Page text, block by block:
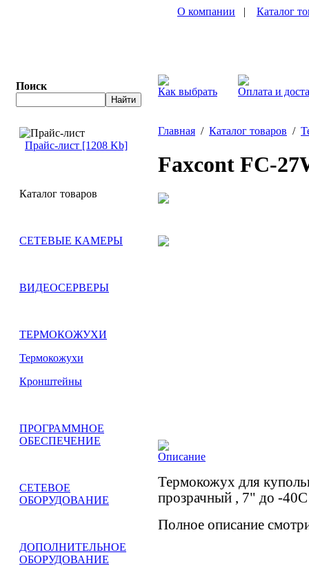
Поиск
О компании | Каталог
Как выбрать Оплата и
Прайс-лист [1208 Kb]
Каталог товаров
СЕТЕВЫЕ КАМЕРЫ
ВИДЕОСЕРВЕРЫ
ТЕРМОКОЖУХИ
Термокожухи
Кронштейны
ПРОГРАММНОЕ
ОБЕСПЕЧЕНИЕ
СЕТЕВОЕ
ОБОРУДОВАНИЕ
ДОПОЛНИТЕЛЬНОЕ
ОБОРУДОВАНИЕ
Главная / Каталог товаров /
Faxcont FC-
Описание
Термокожух для
прозрачный , 7" до -
Полное описание